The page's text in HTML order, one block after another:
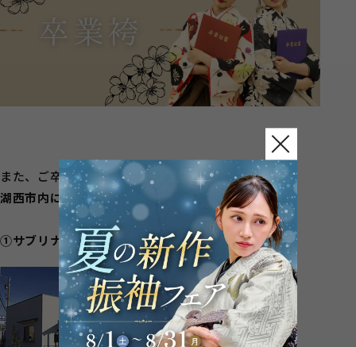
また、ご卒業式当日にご利用頂ける提携美容院を
湖西市内に4店舗ご用意しております✿
①サブリナシュシュ